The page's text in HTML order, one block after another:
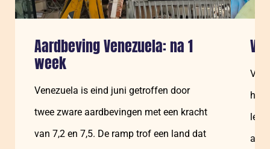
Aardbeving Venezuela: na 1
week
Venezuela is eind juni getroffen door
twee zware aardbevingen met een kracht
van 7,2 en 7,5. De ramp trof een land dat
aan